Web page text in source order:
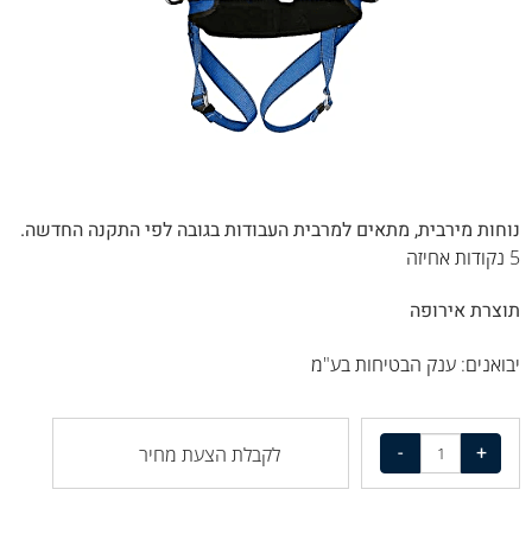
נוחות מירבית, מתאים למרבית העבודות בגובה לפי התקנה החדשה.
5 נקודות אחיזה
תוצרת אירופה
יבואנים: ענק הבטיחות בע"מ
לקבלת הצעת מחיר